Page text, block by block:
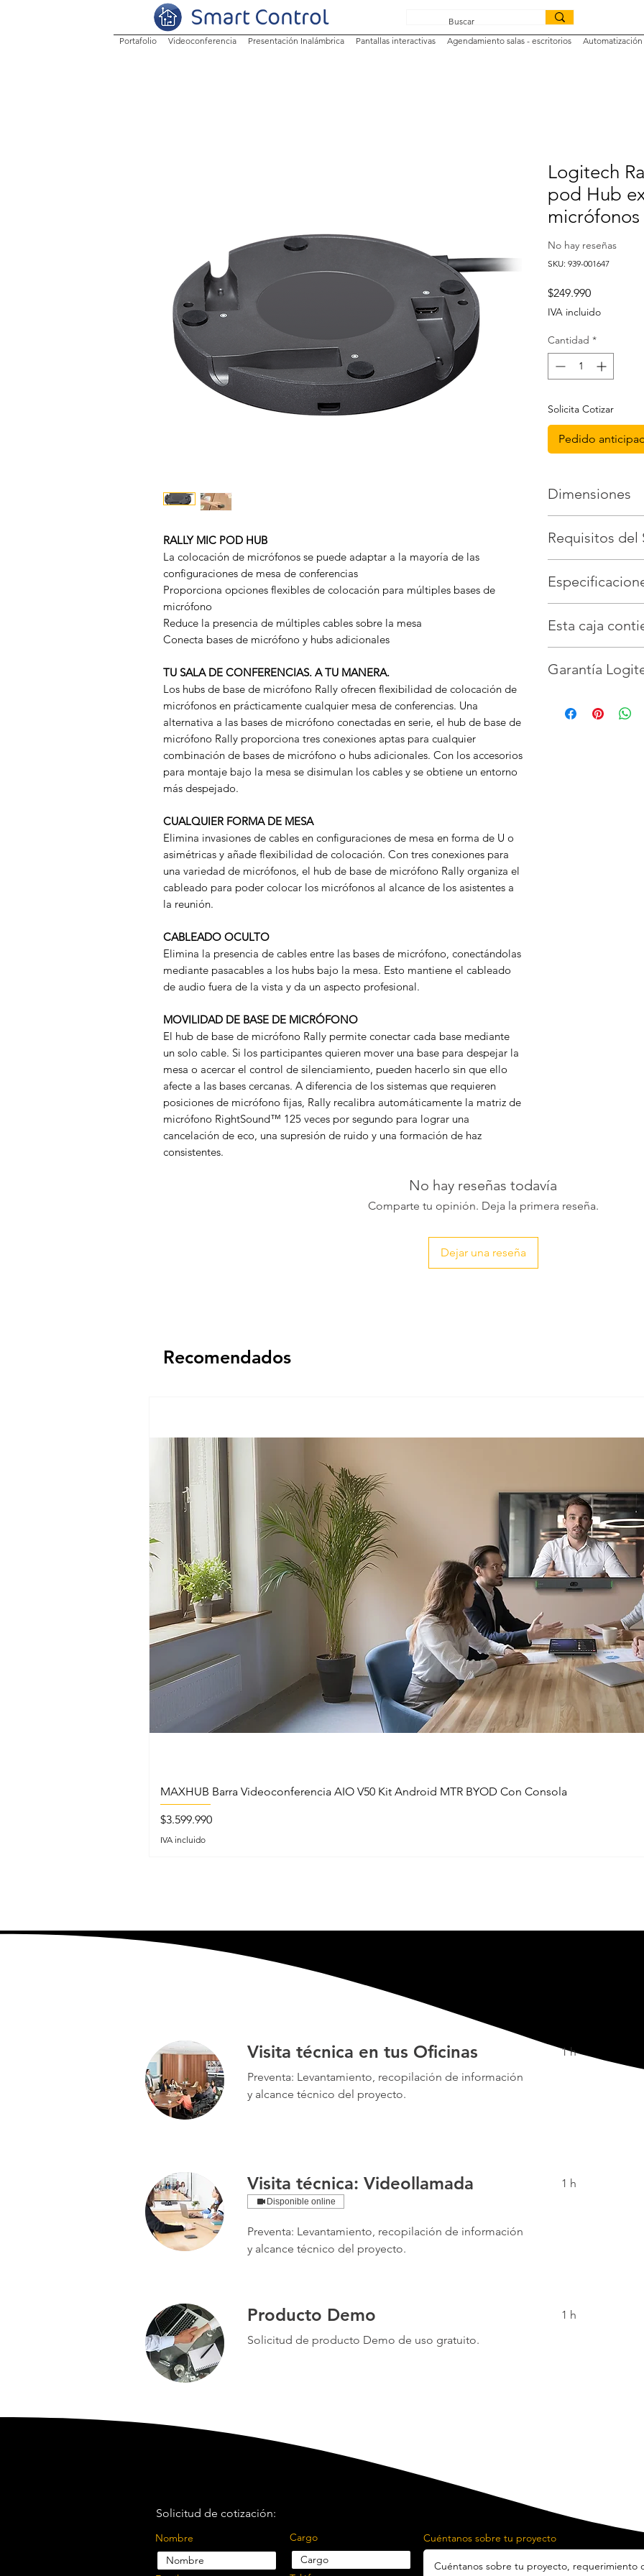
Portafolio Videoconferencia Presentación Inalámbrica Pantallas interactivas Agendamiento salas - escritorios Automatización
RALLY MIC POD HUB
La colocación de micrófonos se puede adaptar a la mayoría de las
configuraciones de mesa de conferencias
Proporciona opciones flexibles de colocación para múltiples bases de
micrófono
Reduce la presencia de múltiples cables sobre la mesa
Conecta bases de micrófono y hubs adicionales
TU SALA DE CONFERENCIAS. A TU MANERA.
Los hubs de base de micrófono Rally ofrecen flexibilidad de colocación de
micrófonos en prácticamente cualquier mesa de conferencias. Una
alternativa a las bases de micrófono conectadas en serie, el hub de base de
micrófono Rally proporciona tres conexiones aptas para cualquier
combinación de bases de micrófono o hubs adicionales. Con los accesorios
para montaje bajo la mesa se disimulan los cables y se obtiene un entorno
más despejado.
CUALQUIER FORMA DE MESA
Elimina invasiones de cables en configuraciones de mesa en forma de U o
asimétricas y añade flexibilidad de colocación. Con tres conexiones para
una variedad de micrófonos, el hub de base de micrófono Rally organiza el
cableado para poder colocar los micrófonos al alcance de los asistentes a
la reunión.
CABLEADO OCULTO
Elimina la presencia de cables entre las bases de micrófono, conectándolas
mediante pasacables a los hubs bajo la mesa. Esto mantiene el cableado
de audio fuera de la vista y da un aspecto profesional.
MOVILIDAD DE BASE DE MICRÓFONO
El hub de base de micrófono Rally permite conectar cada base mediante
un solo cable. Si los participantes quieren mover una base para despejar la
mesa o acercar el control de silenciamiento, pueden hacerlo sin que ello
afecte a las bases cercanas. A diferencia de los sistemas que requieren
posiciones de micrófono fijas, Rally recalibra automáticamente la matriz de
micrófono RightSound™ 125 veces por segundo para lograr una
cancelación de eco, una supresión de ruido y una formación de haz
consistentes.
Logitech
pod Hub
No hay reseñas
SKU: 939-001647
$249.990Precio
IVA incluido
Cantidad *
Solicita Cotizar
Pedido
Dimensiones
mm
Requisitos del
Nota: Los hubs de
combinación de
Esta caja
Accesorios para
Garantía
No hay reseñas todavía
Comparte tu opinión. Deja la primera reseña.
Dejar una reseña
Recomendados
MAXHUB Barra Videoconferencia AIO V50 Kit Android MTR BYOD Con Consola
Precio
$3.599.990
IVA incluido
Visita técnica en tus Oficinas
Preventa: Levantamiento, recopilación de información
y alcance técnico del proyecto.
1 h
Visita técnica: Videollamada
Disponible online
Preventa: Levantamiento, recopilación de información
y alcance técnico del proyecto.
1 h
Producto Demo
Solicitud de producto Demo de uso gratuito.
1 h
Solicitud de cotización:
Nombre Cargo Cuéntanos sobre tu proyecto